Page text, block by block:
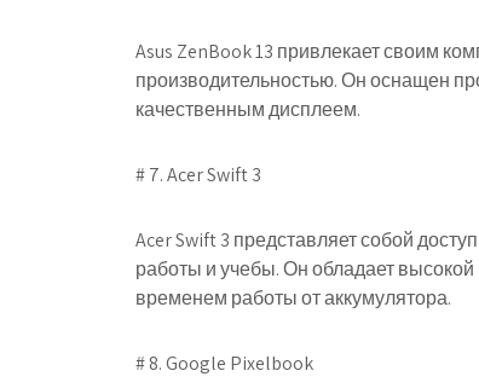
Asus ZenBook 13 привлекает своим
производительностью. Он оснащен
качественным дисплеем.
# 7. Acer Swift 3
Acer Swift 3 представляет собой
работы и учебы. Он обладает
временем работы от аккумулятора.
# 8. Google Pixelbook